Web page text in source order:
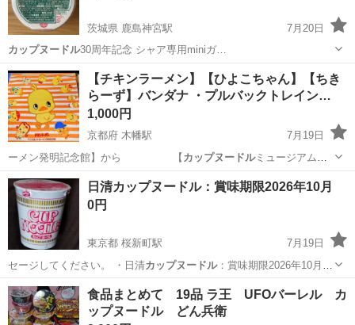
茨城県 鹿島神宮駅
7月20日
カップヌードル30周年記念 シャア専用miniガ…
茨城 鹿嶋市 鹿島神宮駅 模型、プラモデル ガンプラ
【チキンラーメン】【ひよこちゃん】【ちき
らーず】バンダナ ・プルバックトレイン…
1,000円
京都府 木幡駅
7月19日
ーメン発明記念館】から 【 カップヌードルミュージアム】
へ 名称変更された…
京都 宇治市 木幡駅 フィギュア ひよこちゃん
日清カップヌードル：賞味期限2026年10月
0円
東京都 桜新町駅
7月19日
セージしてください。 ・日清カップヌードル：賞味期限2026年10月
…東京 世田谷区 桜新町駅 食品 カップヌードル
食品まとめて 19品 ラ王 UFOバーレル カ
ップヌードル どん兵衛